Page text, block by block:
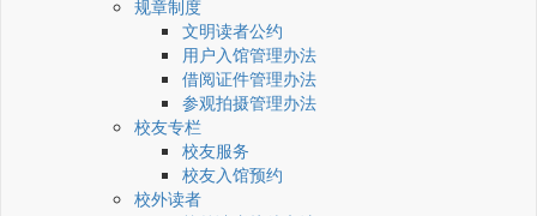
规章制度
文明读者公约
用户入馆管理办法
借阅证件管理办法
参观拍摄管理办法
校友专栏
校友服务
校友入馆预约
校外读者